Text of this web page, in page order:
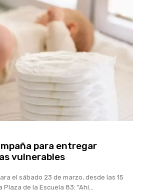
para entregar
vulnerables
el sábado 23 de marzo, desde las 15
Plaza de la Escuela 83: "Ahí...